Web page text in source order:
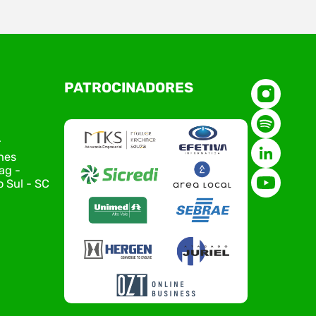
O Polo ACATE-ACIRS, por meio do NIAVI – Núcleo
de Tecnologia da Informação do Alto Vale do
Conexão Tech NIAVI, reunindo empresas de
tecnologia da região para uma noite de
conteúdo estratégico e
de novas iniciativas para o setor.
encontro aconteceu em Rio…
-
Sul - SC
PATROCINADORES